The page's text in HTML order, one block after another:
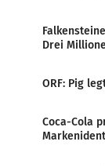
Drei
ORF: Pig
Coca-Cola